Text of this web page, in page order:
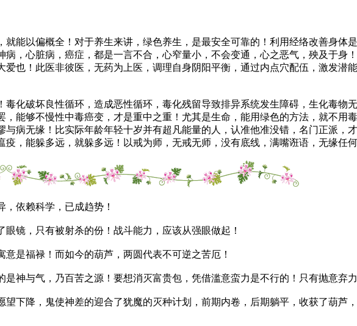
以偏概全！对于养生来讲，绿色养生，是最安全可靠的！利用经络改善身体
，心脏病，癌症，都是一言不合，心窄量小，不会变通，心之恶气，殃及于身
也！此医非彼医，无药为上医，调理自身阴阳平衡，通过内点穴配伍，激发潜
破坏良性循环，造成恶性循环，毒化残留导致排异系统发生障碍，生化毒物
能够不慢性中毒癌变，才是重中之重！尤其是生命，能用绿色的方法，就不用
病无缘！比实际年龄年轻十岁并有超凡能量的人，认准他准没错，名门正派，
，能躲多远，就躲多远！以戒为师，无戒无师，没有底线，满嘴诳语，无缘任何
依赖科学，已成趋势！
，只有被射杀的份！战斗能力，应该从强眼做起！
是福禄！而如今的葫芦，两圆代表不可逆之苦厄！
与气，乃百苦之源！要想消灭富贵包，凭借滥意蛮力是不行的！只有抛意弃力
降，鬼使神差的迎合了犹魔的灭种计划，前期内卷，后期躺平，收获了葫芦